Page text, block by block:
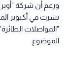
ورغم أن شركة "أوبر"
نشرت في أكتوبر
"المواصلات
الموضوع.